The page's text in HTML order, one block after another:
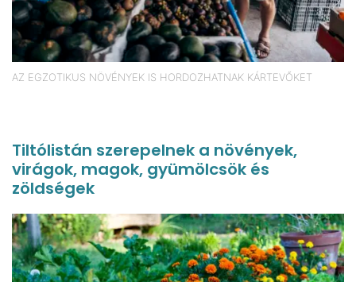
AZ EGZOTIKUS NÖVÉNYEK IS HORDOZHATNAK KÁRTEVŐKET
Tiltólistán szerepelnek a növények,
virágok, magok, gyümölcsök és
zöldségek